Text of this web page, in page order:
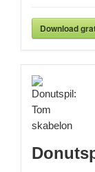
Download